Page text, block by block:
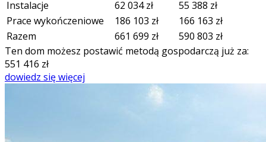
Instalacje
62 034zł 55 388 zł
Prace wykończeniowe
186 103 zł 166 163 zł
Razem
661 699 zł 590 803 zł
Ten dom możesz postawić metodą gospodarczą już za:
551 416 zł
dowiedz się więcej